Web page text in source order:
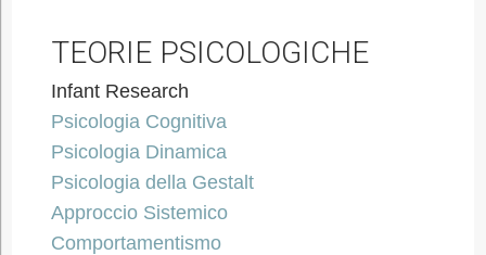
TEORIE PSICOLOGICHE
Infant Research
Psicologia Cognitiva
Psicologia Dinamica
Psicologia della Gestalt
Approccio Sistemico
Comportamentismo